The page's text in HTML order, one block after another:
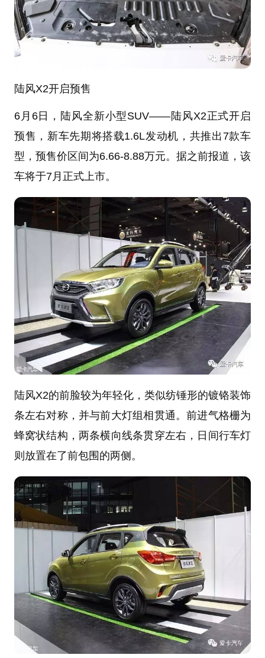
陆风X2开启预售
6月6日，陆风全新小型SUV——陆风X2正式开启
预售，新车先期将搭载1.6L发动机，共推出7款车
型，预售价区间为6.66-8.88万元。据之前报道，该
车将于7月正式上市。
陆风X2的前脸较为年轻化，类似纺锤形的镀铬装饰
条左右对称，并与前大灯组相贯通。前进气格栅为
蜂窝状结构，两条横向线条贯穿左右，日间行车灯
则放置在了前包围的两侧。